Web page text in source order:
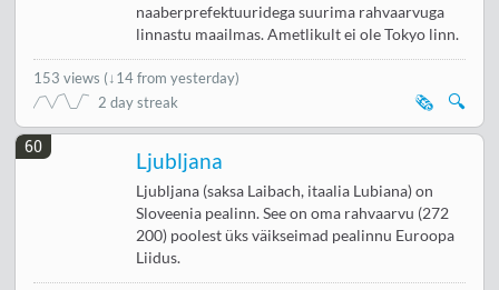
naaberprefektuuridega suurima rahvaarvuga
linnastu maailmas. Ametlikult ei ole Tokyo linn.
153 views (↓14 from yesterday)
2 day streak
🔍
🗞️
60
Ljubljana
Ljubljana (saksa Laibach, itaalia Lubiana) on
Sloveenia pealinn. See on oma rahvaarvu (272
200) poolest üks väikseimad pealinnu Euroopa
Liidus.